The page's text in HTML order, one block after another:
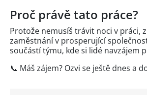
Proč právě tato práce?
Protože nemusíš trávit noci v práci,
zaměstnání v prosperující
součástí týmu, kde si lidé navzájem
📞 Máš zájem? Ozvi se ještě dnes a